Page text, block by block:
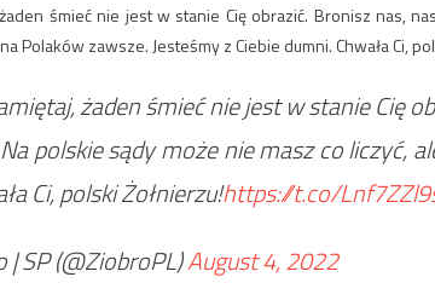
śmieć nie jest w stanie Cię obrazić. Bronisz nas,
Polaków zawsze. Jesteśmy z Ciebie dumni. Chwała Ci,
żaden śmieć nie jest w stanie Cię
polskie sądy może nie masz co liczyć,
Ci, polski Żołnierzu!https://t.co/
SP (@ZiobroPL)August 4, 2022